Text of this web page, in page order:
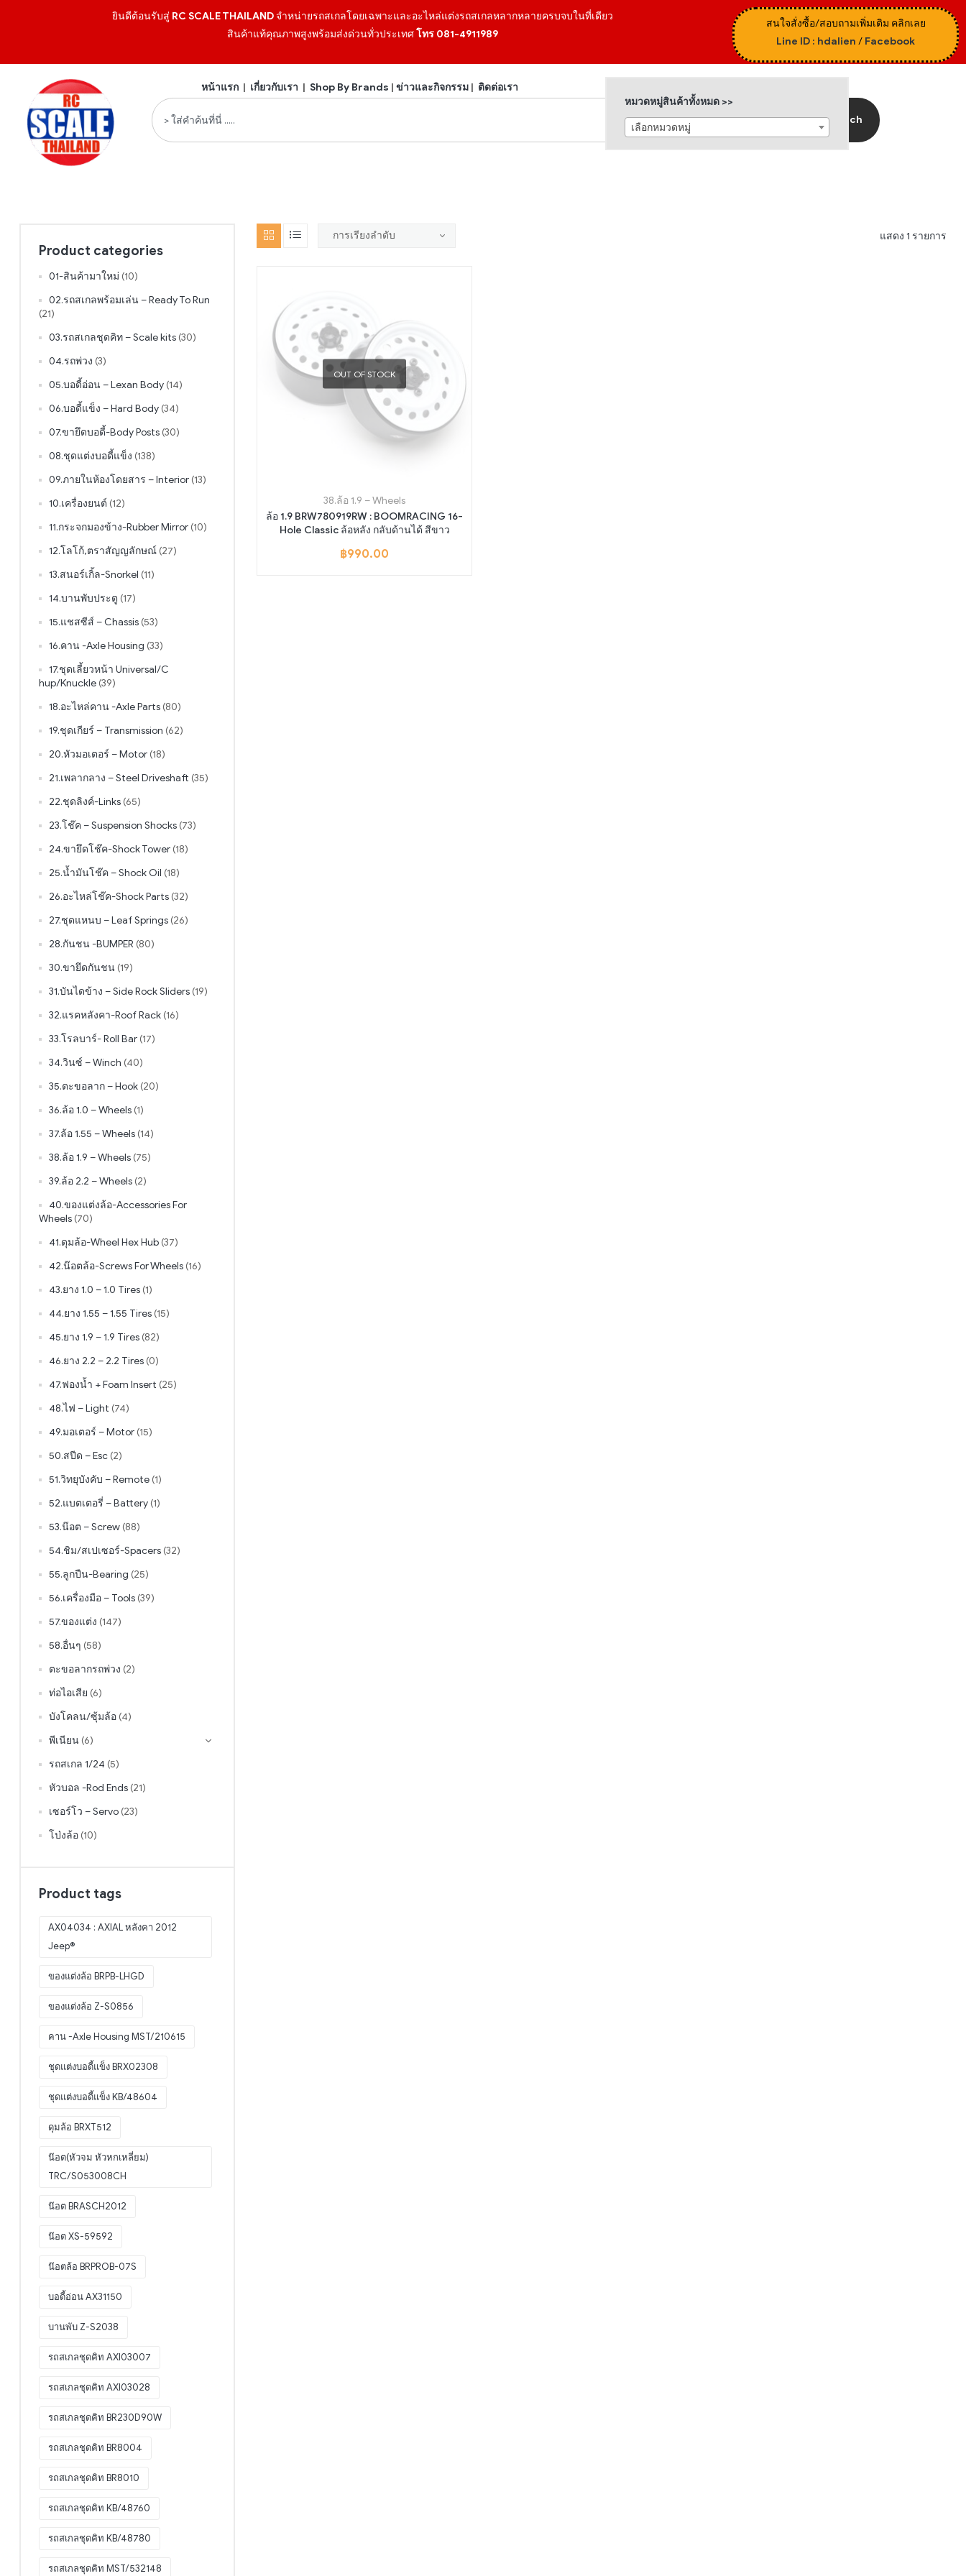
ยินดีต้อนรับสู่ RC SCALE THAILANDจำหน่ายรถสเกลโดยเฉพาะและอะไหล่แต่งรถสเกลหลากหลายครบจบในที่เดียว
สินค้าแท้คุณภาพสูงพร้อมส่งด่วนทั่วประเทศโทร 081-4911989
สนใจสั่งซื้อ/สอบถามเพิ่มเติม คลิกเลย
Line ID : hdalien / Facebook
หน้าแรก| เกี่ยวกับเรา | Shop By Brands | ข่าวและกิจกรรม| ติดต่อเรา
Search
หมวดหมู่สินค้าทั้งหมด >>
เลือกหมวดหมู่
แสดง 1 รายการ
OUT OF STOCK
38.ล้อ 1.9 – Wheels
ล้อ 1.9 BRW780919RW : BOOMRACING 16-
Hole Classic ล้อหลัง กลับด้านได้ สีขาว
฿990.00
Product categories
01-สินค้ามาใหม่ (10)
02.รถสเกลพร้อมเล่น – Ready To Run
(21)
03.รถสเกลชุดคิท – Scale kits (30)
04.รถพ่วง (3)
05.บอดี้อ่อน – Lexan Body (14)
06.บอดี้แข็ง – Hard Body (34)
07.ขายึดบอดี้-Body Posts (30)
08.ชุดแต่งบอดี้แข็ง (138)
09.ภายในห้องโดยสาร – Interior (13)
10.เครื่องยนต์ (12)
11.กระจกมองข้าง-Rubber Mirror (10)
12.โลโก้,ตราสัญญลักษณ์ (27)
13.สนอร์เกิ้ล-Snorkel (11)
14.บานพับประตู (17)
15.แชสซีส์ – Chassis (53)
16.คาน -Axle Housing (33)
17.ชุดเลี้ยวหน้า Universal/C
hup/Knuckle (39)
18.อะไหล่คาน -Axle Parts (80)
19.ชุดเกียร์ – Transmission (62)
20.หัวมอเตอร์ – Motor (18)
21.เพลากลาง – Steel Driveshaft (35)
22.ชุดลิงค์-Links (65)
23.โช๊ค – Suspension Shocks (73)
24.ขายึดโช๊ค-Shock Tower (18)
25.น้ำมันโช๊ค – Shock Oil (18)
26.อะไหล่โช๊ค-Shock Parts (32)
27.ชุดแหนบ – Leaf Springs (26)
28.กันชน -BUMPER (80)
30.ขายึดกันชน (19)
31.บันไดข้าง – Side Rock Sliders (19)
32.แรคหลังคา-Roof Rack (16)
33.โรลบาร์- Roll Bar (17)
34.วินซ์ – Winch (40)
35.ตะขอลาก – Hook (20)
36.ล้อ 1.0 – Wheels (1)
37.ล้อ 1.55 – Wheels (14)
38.ล้อ 1.9 – Wheels (75)
39.ล้อ 2.2 – Wheels (2)
40.ของแต่งล้อ-Accessories For
Wheels (70)
41.ดุมล้อ-Wheel Hex Hub (37)
42.น๊อตล้อ-Screws For Wheels (16)
43.ยาง 1.0 – 1.0 Tires (1)
44.ยาง 1.55 – 1.55 Tires (15)
45.ยาง 1.9 – 1.9 Tires (82)
46.ยาง 2.2 – 2.2 Tires (0)
47.ฟองน้ำ + Foam Insert (25)
48.ไฟ – Light (74)
49.มอเตอร์ – Motor (15)
50.สปีด – Esc (2)
51.วิทยุบังคับ – Remote (1)
52.แบตเตอรี่ – Battery (1)
53.น๊อต – Screw (88)
54.ชิม/สเปเซอร์-Spacers (32)
55.ลูกปืน-Bearing (25)
56.เครื่องมือ – Tools (39)
57.ของแต่ง (147)
58.อื่นๆ (58)
ตะขอลากรถพ่วง (2)
ท่อไอเสีย (6)
บังโคลน/ซุ้มล้อ (4)
พีเนียน (6)
รถสเกล 1/24 (5)
หัวบอล -Rod Ends (21)
เซอร์โว – Servo (23)
โป่งล้อ (10)
Product tags
AX04034 : AXIAL หลังคา 2012
Jeep®
ของแต่งล้อ BRPB-LHGD
ของแต่งล้อ Z-S0856
คาน -Axle Housing MST/210615
ชุดแต่งบอดี้แข็ง BRX02308
ชุดแต่งบอดี้แข็ง KB/48604
ดุมล้อ BRXT512
น๊อต(หัวจม หัวหกเหลี่ยม)
TRC/S053008CH
น๊อต BRASCH2012
น๊อต XS-59592
น๊อตล้อ BRPROB-07S
บอดี้อ่อน AX31150
บานพับ Z-S2038
รถสเกลชุดคิท AXI03007
รถสเกลชุดคิท AXI03028
รถสเกลชุดคิท BR230D90W
รถสเกลชุดคิท BR8004
รถสเกลชุดคิท BR8010
รถสเกลชุดคิท KB/48760
รถสเกลชุดคิท KB/48780
รถสเกลชุดคิท MST/532148